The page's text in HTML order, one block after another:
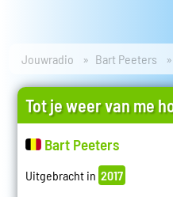
Jouwradio Bart Peeters
Tot je weer van me
Bart Peeters
Uitgebracht in 2017